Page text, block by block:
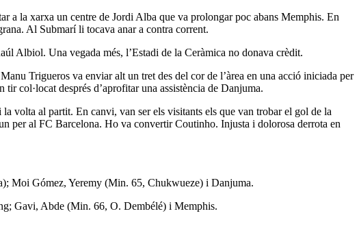
a la xarxa un centre de Jordi Alba que va prolongar poc abans Memphis. En
Al Submarí li tocava anar a contra corrent.
Albiol. Una vegada més, l’Estadi de la Ceràmica no donava crèdit.
Trigueros va enviar alt un tret des del cor de l’àrea en una acció iniciada per
col·locat després d’aprofitar una assistència de Danjuma.
volta al partit. En canvi, van ser els visitants els que van trobar el gol de la
per al FC Barcelona. Ho va convertir Coutinho. Injusta i dolorosa derrota en
Moi Gómez, Yeremy (Min. 65, Chukwueze) i Danjuma.
Gavi, Abde (Min. 66, O. Dembélé) i Memphis.